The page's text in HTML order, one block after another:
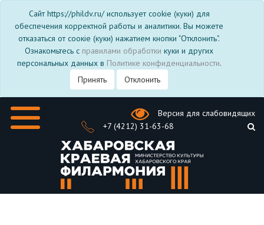
Сайт https://phildv.ru/ использует cookie (куки) для
обеспечения корректной работы и аналитики. Вы можете
отказаться от соокіе (куки) нажатием кнопки "Отклонить".
Ознакомьтесь с правилами обработки куки и других
персональных данных в Политике конфиденциальности.
Принять
Отклонить
Версия для слабовидящих
+7 (4212) 31-63-68